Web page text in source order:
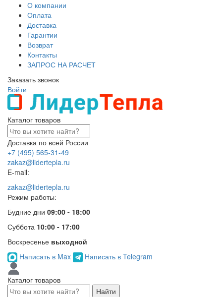
О компании
Оплата
Доставка
Гарантии
Возврат
Контакты
ЗАПРОС НА РАСЧЕТ
Заказать звонок
Войти
Каталог товаров
Доставка по всей России
+7 (495) 565-31-49
zakaz@lidertepla.ru
E-mail:
zakaz@lidertepla.ru
Режим работы:
Будние дни 09:00 - 18:00
Суббота 10:00 - 17:00
Воскресенье выходной
Написать в Max
Написать в Telegram
Каталог товаров
Найти